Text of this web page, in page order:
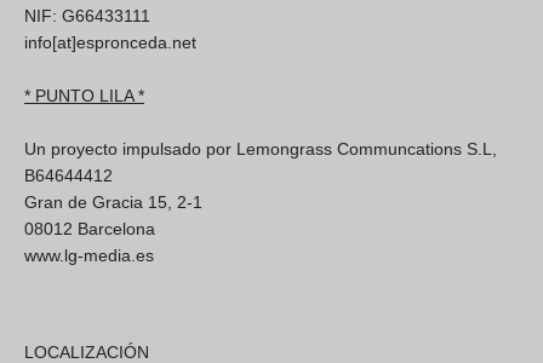
NIF: G66433111
info[at]espronceda.net
* PUNTO LILA *
Un proyecto impulsado por Lemongrass Communcations S.L,
B64644412
Gran de Gracia 15, 2-1
08012 Barcelona
www.lg-media.es
LOCALIZACIÓN